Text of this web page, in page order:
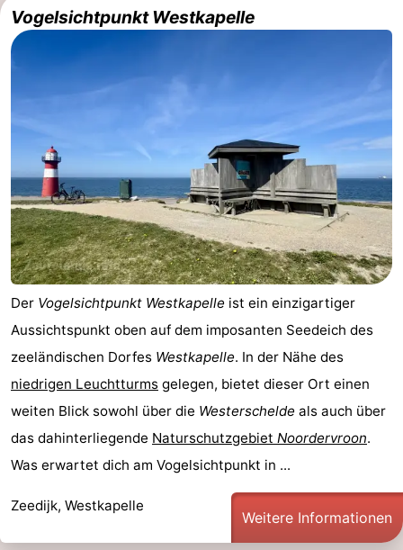
Vogelsichtpunkt Westkapelle
Der Vogelsichtpunkt Westkapelle ist ein einzigartiger
Aussichtspunkt oben auf dem imposanten Seedeich des
zeeländischen Dorfes Westkapelle. In der Nähe des
niedrigen Leuchtturms gelegen, bietet dieser Ort einen
weiten Blick sowohl über die Westerschelde als auch über
das dahinterliegende Naturschutzgebiet Noordervroon.
Was erwartet dich am Vogelsichtpunkt in ...
Zeedijk, Westkapelle
Weitere Informationen